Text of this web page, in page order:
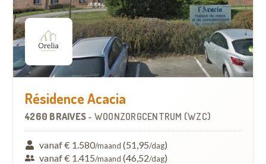
Résidence Acacia
4260 BRAIVES - WOONZORGCENTRUM (WZC)
vanaf € 1.580/maand (51,95/dag)
vanaf € 1.415/maand (46,52/dag)